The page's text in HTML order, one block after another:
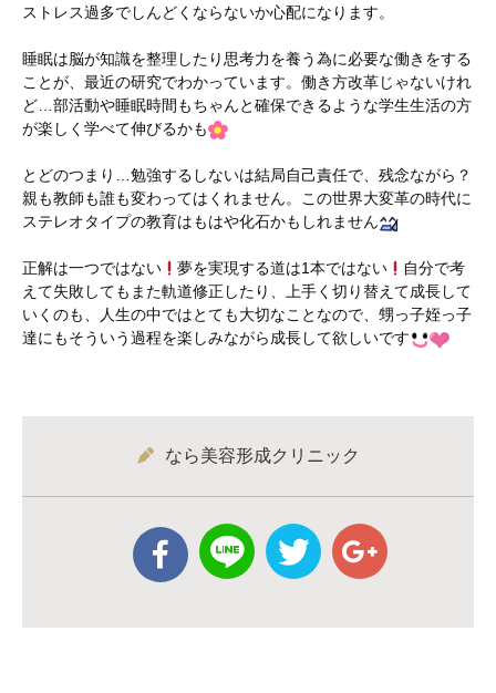
ストレス過多でしんどくならないか心配になります。
睡眠は脳が知識を整理したり思考力を養う為に必要な働きをする
ことが、最近の研究でわかっています。働き方改革じゃないけれ
ど…部活動や睡眠時間もちゃんと確保できるような学生生活の方
が楽しく学べて伸びるかも
とどのつまり…勉強するしないは結局自己責任で、残念ながら？
親も教師も誰も変わってはくれません。この世界大変革の時代に
ステレオタイプの教育はもはや化石かもしれません
正解は一つではない 夢を実現する道は1本ではない
自分で考
えて失敗してもまた軌道修正したり、上手く切り替えて成長して
いくのも、人生の中ではとても大切なことなので、甥っ子姪っ子
達にもそういう過程を楽しみながら成長して欲しいです
なら美容形成クリニック